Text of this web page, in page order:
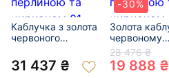
Каблучка з золота
червоного
перлиною та
цирконом 01-
31 437 ₴
-30%
Золота
червоному
кольорі з
перлиною та
цирконом 01-
28 476 ₴
19 888 ₴